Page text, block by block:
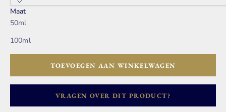
Maat
50ml
100ml
TOEVOEGEN AAN WINKELWAGEN
VRAGEN OVER DIT PRODUCT?